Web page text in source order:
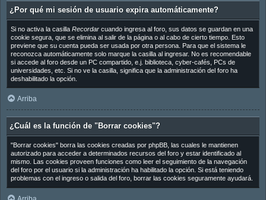
¿Por qué mi sesión de usuario expira automáticamente?
Si no activa la casilla Recordarcuando ingresa al foro, sus datos se guardan en una
cookie segura, que se elimina al salir de la página o al cabo de cierto tiempo. Esto
previene que su cuenta pueda ser usada por otra persona. Para que el sistema le
reconozca automáticamente solo marque la casilla al ingresar. No es recomendable
si accede al foro desde un PC compartido, e.j. biblioteca, cyber-cafés, PCs de
universidades, etc. Si no ve la casilla, significa que la administración del foro ha
deshabilitado la opción.
Arriba
¿Cuál es la función de "Borrar cookies"?
"Borrar cookies" borra las cookies creadas por phpBB, las cuales le mantienen
autorizado para acceder a determinados recursos del foro y estar identificado al
mismo. Las cookies proveen funciones como leer el seguimiento de la navegación
del foro por el usuario si la administración ha habilitado la opción. Si está teniendo
problemas con el ingreso o salida del foro, borrar las cookies seguramente ayudará.